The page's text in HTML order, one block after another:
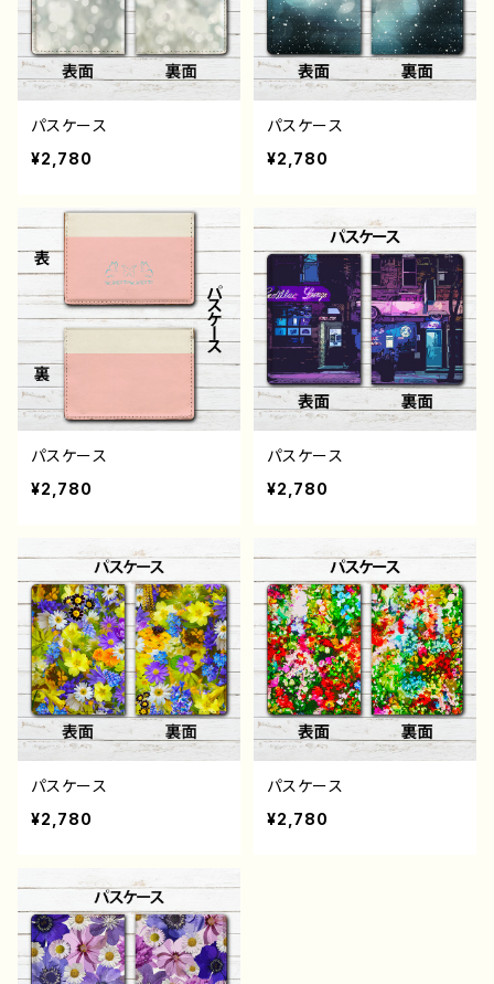
パスケース
¥2,780
パスケース
¥2,780
パスケース
¥2,780
パスケース
¥2,780
パスケース
¥2,780
パスケース
¥2,780